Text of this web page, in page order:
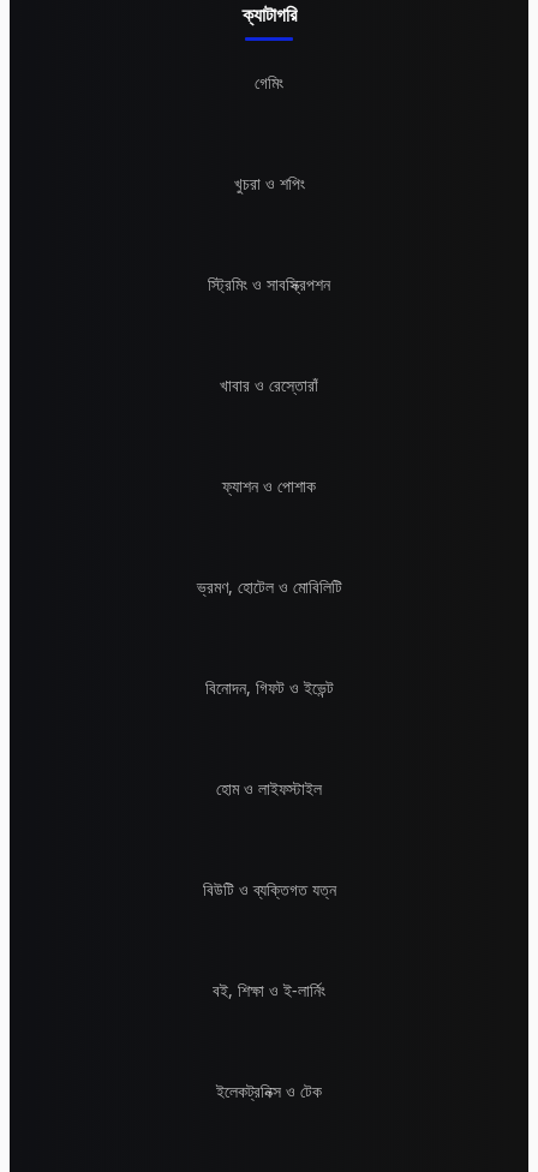
ক্যাটাগরি
গেমিং
খুচরা ও শপিং
স্ট্রিমিং ও সাবস্ক্রিপশন
খাবার ও রেস্তোরাঁ
ফ্যাশন ও পোশাক
ভ্রমণ, হোটেল ও মোবিলিটি
বিনোদন, গিফট ও ইভেন্ট
হোম ও লাইফস্টাইল
বিউটি ও ব্যক্তিগত যত্ন
বই, শিক্ষা ও ই-লার্নিং
ইলেকট্রনিক্স ও টেক